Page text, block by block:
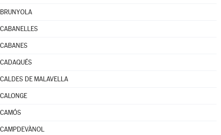
BRUNYOLA
CABANELLES
CABANES
CADAQUÉS
CALDES DE MALAVELLA
CALONGE
CAMÓS
CAMPDEVÀNOL